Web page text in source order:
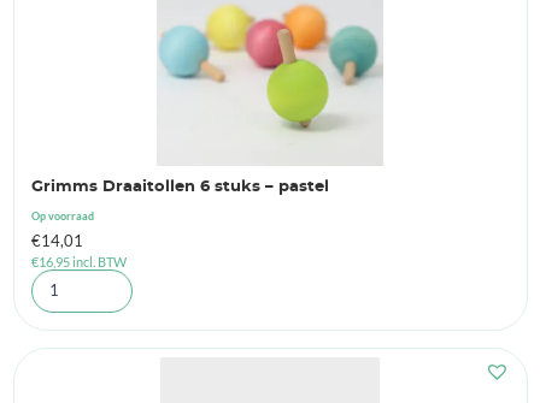
Grimms Draaitollen 6 stuks – pastel
Op voorraad
€14,01
€16,95incl. BTW